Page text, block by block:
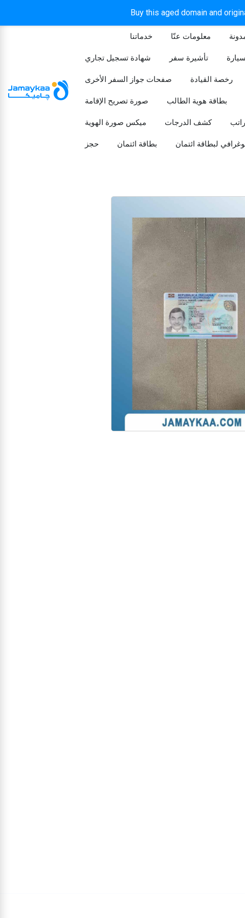
Buy this aged domain and
خدماتنا معلومات عنّا
شهادة تسجيل تجاري تأشيرة سفر
صفحات جواز السفر الأخرى رخصة القيادة
صورة تصريح الإقامة بطاقة هوية الطالب
ميكس صورة الهوية كشف الدرجات
حجز بطاقة ائتمان لبطاقة ائتمان